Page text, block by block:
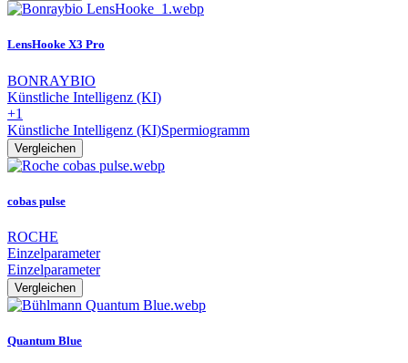
LensHooke X3 Pro
BONRAYBIO
Künstliche Intelligenz (KI)
+1
Künstliche Intelligenz (KI)Spermiogramm
Vergleichen
cobas pulse
ROCHE
Einzelparameter
Einzelparameter
Vergleichen
Quantum Blue